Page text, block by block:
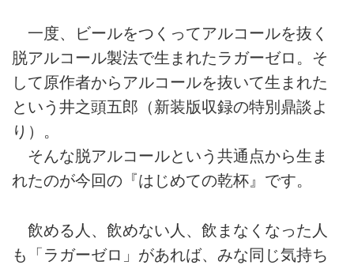
一度、ビールをつくってアルコールを抜く
脱アルコール製法で生まれたラガーゼロ。そ
して原作者からアルコールを抜いて生まれた
という井之頭五郎（新装版収録の特別鼎談よ
り）。
そんな脱アルコールという共通点から生ま
れたのが今回の『はじめての乾杯』です。
飲める人、飲めない人、飲まなくなった人
も「ラガーゼロ」があれば、みな同じ気持ち